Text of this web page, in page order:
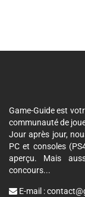
Game-Guide est
communauté de
Jour après jour,
PC et consoles
aperçu. Mais
concours...
E-mail :